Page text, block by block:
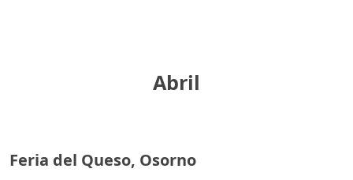
Abril
Feria del Queso, Osorno